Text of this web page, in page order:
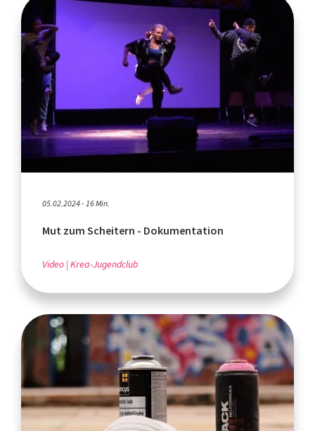
05.02.2024 - 16 Min.
Mut zum Scheitern - Dokumentation
Video Krea-Jugendclub